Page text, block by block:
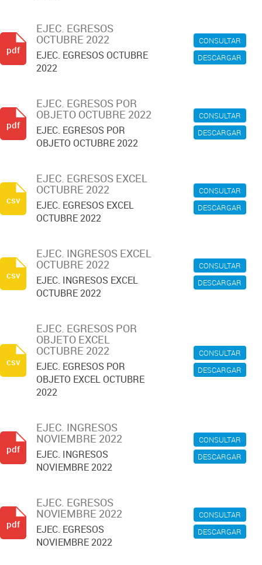
CONSULTAR
DESCARGAR
EJEC. EGRESOS
OCTUBRE 2022
EJEC. EGRESOS OCTUBRE
2022
pdf
CONSULTAR
DESCARGAR
EJEC. EGRESOS POR
OBJETO OCTUBRE 2022
EJEC. EGRESOS POR
OBJETO OCTUBRE 2022
pdf
CONSULTAR
DESCARGAR
EJEC. EGRESOS EXCEL
OCTUBRE 2022
EJEC. EGRESOS EXCEL
OCTUBRE 2022
csv
CONSULTAR
DESCARGAR
EJEC. INGRESOS EXCEL
OCTUBRE 2022
EJEC. INGRESOS EXCEL
OCTUBRE 2022
csv
CONSULTAR
DESCARGAR
EJEC. EGRESOS POR
OBJETO EXCEL
OCTUBRE 2022
EJEC. EGRESOS POR
OBJETO EXCEL OCTUBRE
2022
csv
CONSULTAR
DESCARGAR
EJEC. INGRESOS
NOVIEMBRE 2022
EJEC. INGRESOS
NOVIEMBRE 2022
pdf
CONSULTAR
DESCARGAR
EJEC. EGRESOS
NOVIEMBRE 2022
EJEC. EGRESOS
NOVIEMBRE 2022
pdf